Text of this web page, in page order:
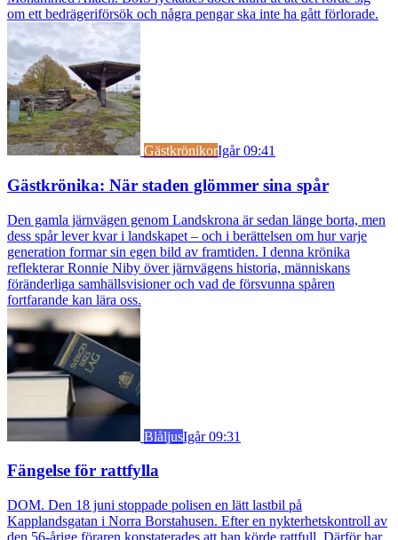
om ett bedrägeriförsök och några pengar ska inte ha gått förlorade.
GästkrönikorIgår 09:41
Gästkrönika: När staden glömmer sina spår
Den gamla järnvägen genom Landskrona är sedan länge borta, men
dess spår lever kvar i landskapet – och i berättelsen om hur varje
generation formar sin egen bild av framtiden. I denna krönika
reflekterar Ronnie Niby över järnvägens historia, människans
föränderliga samhällsvisioner och vad de försvunna spåren
fortfarande kan lära oss.
BlåljusIgår 09:31
Fängelse för rattfylla
DOM. Den 18 juni stoppade polisen en lätt lastbil på
Kapplandsgatan i Norra Borstahusen. Efter en nykterhetskontroll av